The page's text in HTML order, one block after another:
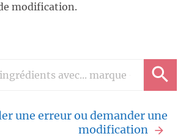
modification.
une erreur ou demander une
modification